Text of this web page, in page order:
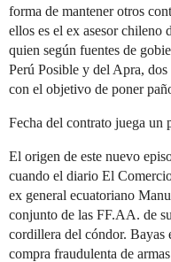
forma de mantener otros
ellos es el ex asesor chileno
quien según fuentes de
Perú Posible y del Apra,
con el objetivo de poner
Fecha del contrato juega un
El origen de este nuevo
cuando el diario El
ex general ecuatoriano
conjunto de las FF.AA. de
cordillera del cóndor. Bayas
compra fraudulenta de